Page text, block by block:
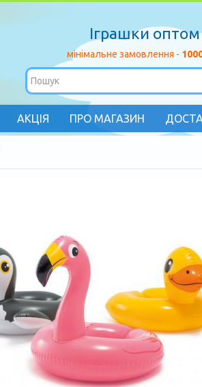
Іграшки оптом
мінімальне замовлення -
АКЦІЯ ПРО МАГАЗИН